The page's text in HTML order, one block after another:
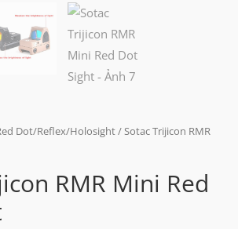
Dot/Reflex/Holosight/ Sotac Trijicon RMR
RMR Mini Red